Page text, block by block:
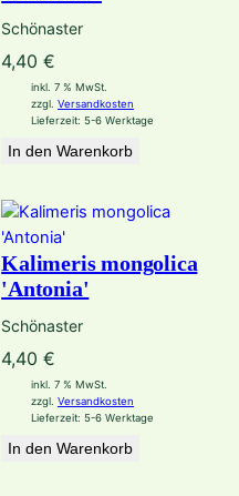
Schönaster
4,40€
inkl. 7 % MwSt.
zzgl.Versandkosten
Lieferzeit:5-6 Werktage
In den Warenkorb
Kalimeris mongolica
'Antonia'
Schönaster
4,40€
inkl. 7 % MwSt.
zzgl.Versandkosten
Lieferzeit:5-6 Werktage
In den Warenkorb